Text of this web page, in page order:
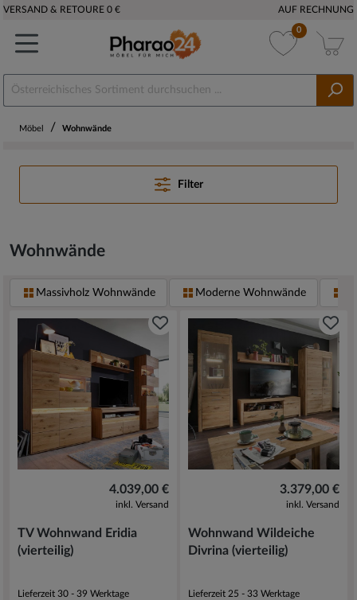
VERSAND & RETOURE 0 € AUF RECHNUNG
0
Möbel / Wohnwände
Filter
Wohnwände
Massivholz Wohnwände Moderne Wohnwände
4.039,00 €
inkl. Versand
TV Wohnwand Eridia
(vierteilig)
Lieferzeit 30 - 39 Werktage
3.379,00 €
inkl. Versand
Wohnwand Wildeiche
Divrina (vierteilig)
Lieferzeit 25 - 33 Werktage